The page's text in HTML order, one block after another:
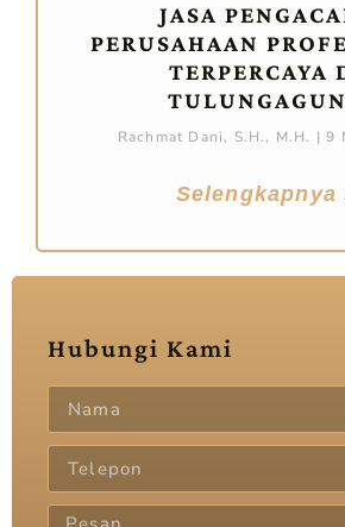
JASA
PERUSAHAAN
TERPERCAYA
Rachmat Dani, S.H., M.H. 9
Selengkapnya
Hubungi Kami